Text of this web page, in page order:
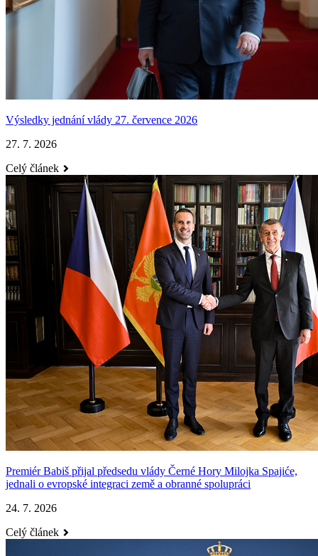
Výsledky jednání vlády 27. července 2026
27. 7. 2026
Celý článek
Premiér Babiš přijal předsedu vlády Černé Hory Milojka Spajiće,
jednali o evropské integraci země a obranné spolupráci
24. 7. 2026
Celý článek